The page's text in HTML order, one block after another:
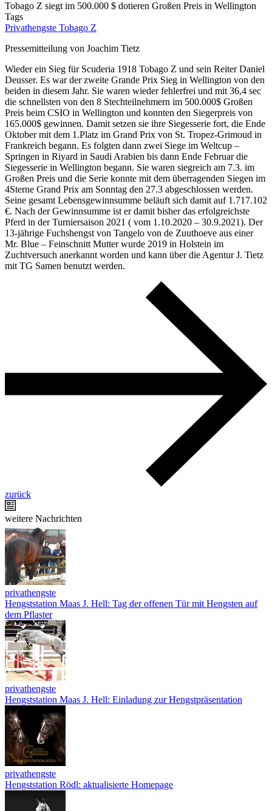
Tobago Z siegt im 500.000 $ dotieren Großen Preis in Wellington
Tags
Privathengste Tobago Z
Pressemitteilung von Joachim Tietz
Wieder ein Sieg für Scuderia 1918 Tobago Z und sein Reiter Daniel
Deusser. Es war der zweite Grande Prix Sieg in Wellington von den
beiden in diesem Jahr. Sie waren wieder fehlerfrei und mit 36,4 sec
die schnellsten von den 8 Stechteilnehmern im 500.000$ Großen
Preis beim CSIO in Wellington und konnten den Siegerpreis von
165.000$ gewinnen. Damit setzen sie ihre Siegesserie fort, die Ende
Oktober mit dem 1.Platz im Grand Prix von St. Tropez-Grimoud in
Frankreich begann. Es folgten dann zwei Siege im Weltcup –
Springen in Riyard in Saudi Arabien bis dann Ende Februar die
Siegesserie in Wellington begann. Sie waren siegreich am 7.3. im
Großen Preis und die Serie konnte mit dem überragenden Siegen im
4Sterne Grand Prix am Sonntag den 27.3 abgeschlossen werden.
Seine gesamt Lebensgewinnsumme beläuft sich damit auf 1.717.102
€. Nach der Gewinnsumme ist er damit bisher das erfolgreichste
Pferd in der Turniersaison 2021 ( vom 1.10.2020 – 30.9.2021). Der
13-jährige Fuchshengst von Tangelo von de Zuuthoeve aus einer
Mr. Blue – Feinschnitt Mutter wurde 2019 in Holstein im
Zuchtversuch anerkannt worden und kann über die Agentur J. Tietz
mit TG Samen benutzt werden.
zurück
weitere Nachrichten
privathengste
Hengststation Maas J. Hell: Tag der offenen Tür mit Hengsten auf
dem Pflaster
privathengste
Hengststation Maas J. Hell: Einladung zur Hengstpräsentation
privathengste
Hengststation Rödl: aktualisierte Homepage